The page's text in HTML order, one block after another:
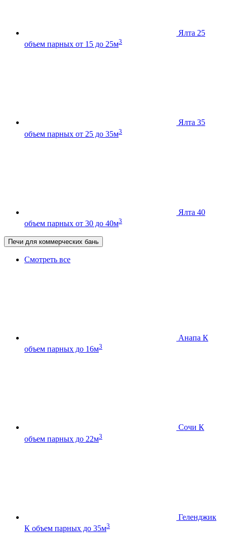
Ялта 25
объем парных от 15 до 25м3
Ялта 35
объем парных от 25 до 35м3
Ялта 40
объем парных от 30 до 40м3
Печи для коммерческих бань
Смотреть все
Анапа К
объем парных до 16м3
Сочи К
объем парных до 22м3
Геленджик
К объем парных до 35м3